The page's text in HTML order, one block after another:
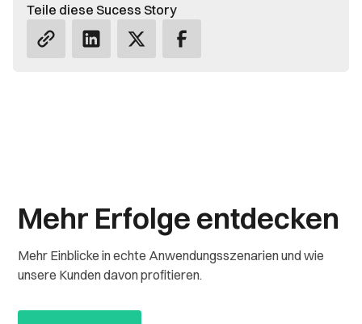
Teile diese Sucess Story
Mehr Erfolge entdecken
Mehr Einblicke in echte Anwendungsszenarien und wie
unsere Kunden davon profitieren.